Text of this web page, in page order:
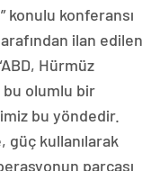
konulu konferansı
ilan edilen
Hürmüz
bu olumlu bir
bu yöndedir.
kullanılarak
parçası